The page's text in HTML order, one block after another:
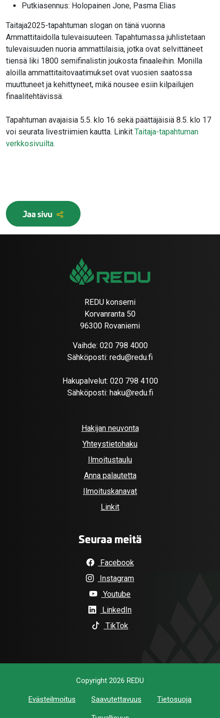
Putkiasennus: Holopainen Jone, Pasma Elias
Taitaja2025-tapahtuman slogan on tänä vuonna
Ammattitaidolla tulevaisuuteen. Tapahtumassa juhlistetaan
tulevaisuuden nuoria ammattilaisia, jotka ovat selvittäneet
tiensä liki 1800 semifinalistin joukosta finaaleihin. Monilla
aloilla ammattitaitovaatimukset ovat vuosien saatossa
muuttuneet ja kehittyneet, mikä nousee esiin kilpailujen
finaalitehtävissä.
Tapahtuman avajaisia 5.5. klo 16 sekä päättäjäisiä 8.5. klo 17
voi seurata livestriimien kautta. Linkit Taitaja-tapahtuman
verkkosivuilta.
Jaa sivu
REDU konserni
Korvanranta 50
96300 Rovaniemi
Vaihde: 020 798 4000
Sähköposti: redu@redu.fi
Hakupalvelut: 020 798 4100
Sähköposti: haku@redu.fi
Hakijan neuvonta
Yhteystietohaku
Ilmoitustaulu
Anna palautetta
Ilmoituskanavat
Linkit
Seuraa meitä
Facebook
Instagram
Youtube
LinkedIn
TikTok
Copyright 2026 REDU
Evästeilmoitus Saavutettavuus Tietosuoja